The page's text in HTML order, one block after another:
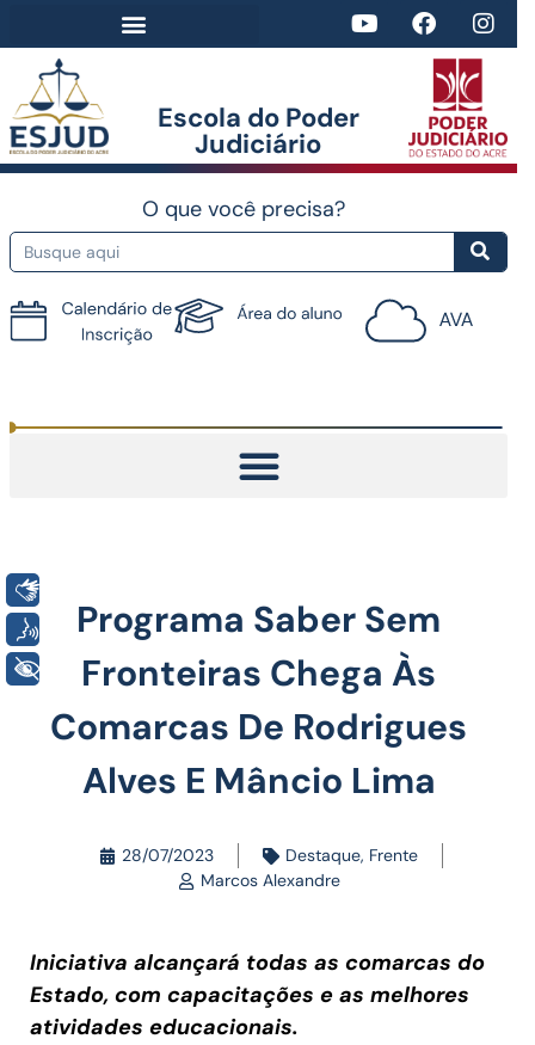
Escola do Poder
Judiciário​
O que você precisa?
Programa Saber Sem
Fronteiras Chega Às
Comarcas De Rodrigues
Alves E Mâncio Lima
28/07/2023 Destaque, Frente
Marcos Alexandre
Iniciativa alcançará todas as comarcas do
Estado, com capacitações e as melhores
atividades educacionais.
Voz
+ Acessibilidade